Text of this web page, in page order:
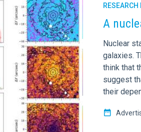
RESEARCH
A
Nuclear
galaxies.
think that
suggest
their